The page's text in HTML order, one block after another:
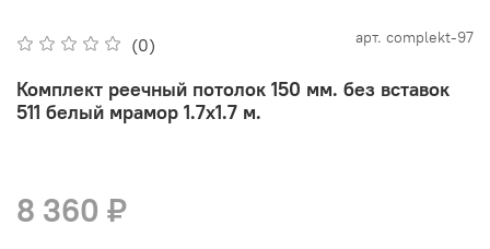
(0) арт. complekt-97
Комплект реечный потолок 150 мм. без вставок
511 белый мрамор 1.7х1.7 м.
8 360 ₽